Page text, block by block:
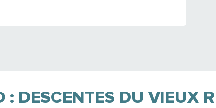
: DESCENTES DU VIEUX